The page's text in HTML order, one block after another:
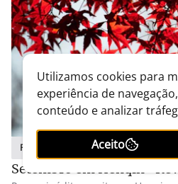
PUBLICAÇÕES
Setembro em Henqin -
Utilizamos cookies para
experiência de
conteúdo e analizar
Aceito